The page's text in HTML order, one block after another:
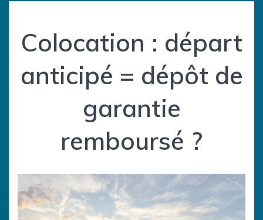
Colocation : départ
anticipé = dépôt de
garantie
remboursé ?